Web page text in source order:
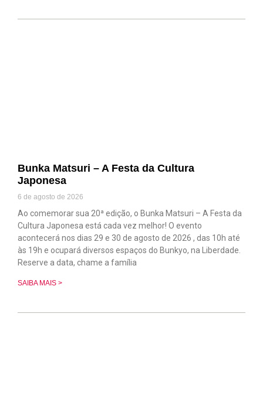
Bunka Matsuri – A Festa da Cultura
Japonesa
6 de agosto de 2026
Ao comemorar sua 20ª edição, o Bunka Matsuri – A Festa da
Cultura Japonesa está cada vez melhor! O evento
acontecerá nos dias 29 e 30 de agosto de 2026 , das 10h até
às 19h e ocupará diversos espaços do Bunkyo, na Liberdade.
Reserve a data, chame a família
SAIBA MAIS >